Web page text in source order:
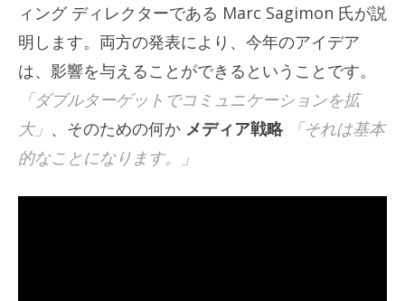
ィング ディレクターである Marc Sagimon 氏が説
明します。両方の発表により、今年のアイデア
は、影響を与えることができるということです。
「ダブルターゲットでコミュニケーションを拡
大」 、そのための何か メディア戦略
「それは基本
的なことになります。」